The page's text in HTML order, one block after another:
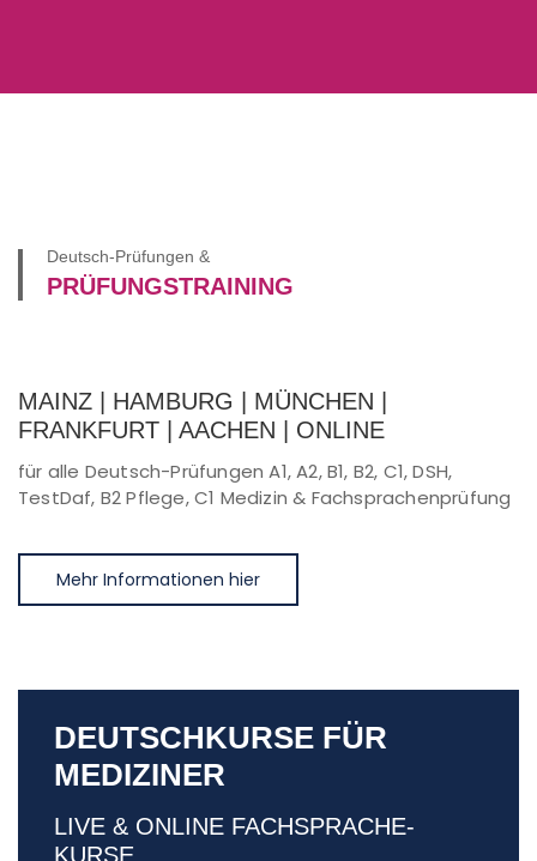
Deutsch-Prüfungen &
PRÜFUNGSTRAINING
MAINZ | HAMBURG | MÜNCHEN |
FRANKFURT | AACHEN | ONLINE
für alle Deutsch-Prüfungen A1, A2, B1, B2, C1, DSH,
TestDaf, B2 Pflege, C1 Medizin & Fachsprachenprüfung
Mehr Informationen hier
DEUTSCHKURSE FÜR
MEDIZINER
LIVE & ONLINE FACHSPRACHE-
KURSE